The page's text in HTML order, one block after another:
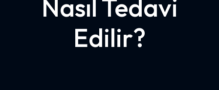
Nasıl Tedavi
Edilir?